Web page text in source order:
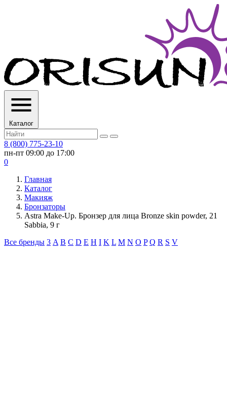
Каталог
8 (800) 775-23-10
пн-пт 09:00 до 17:00
0
Главная
Каталог
Макияж
Бронзаторы
Astra Make-Up. Бронзер для лица Bronze skin powder, 21
Sabbia, 9 г
Все бренды 3 A B C D E H I K L M N O P Q R S V